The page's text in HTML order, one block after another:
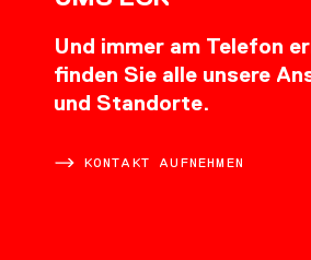
Und immer am Telefon
finden Sie alle unsere
und Standorte.
KONTAKT AUFNEHMEN